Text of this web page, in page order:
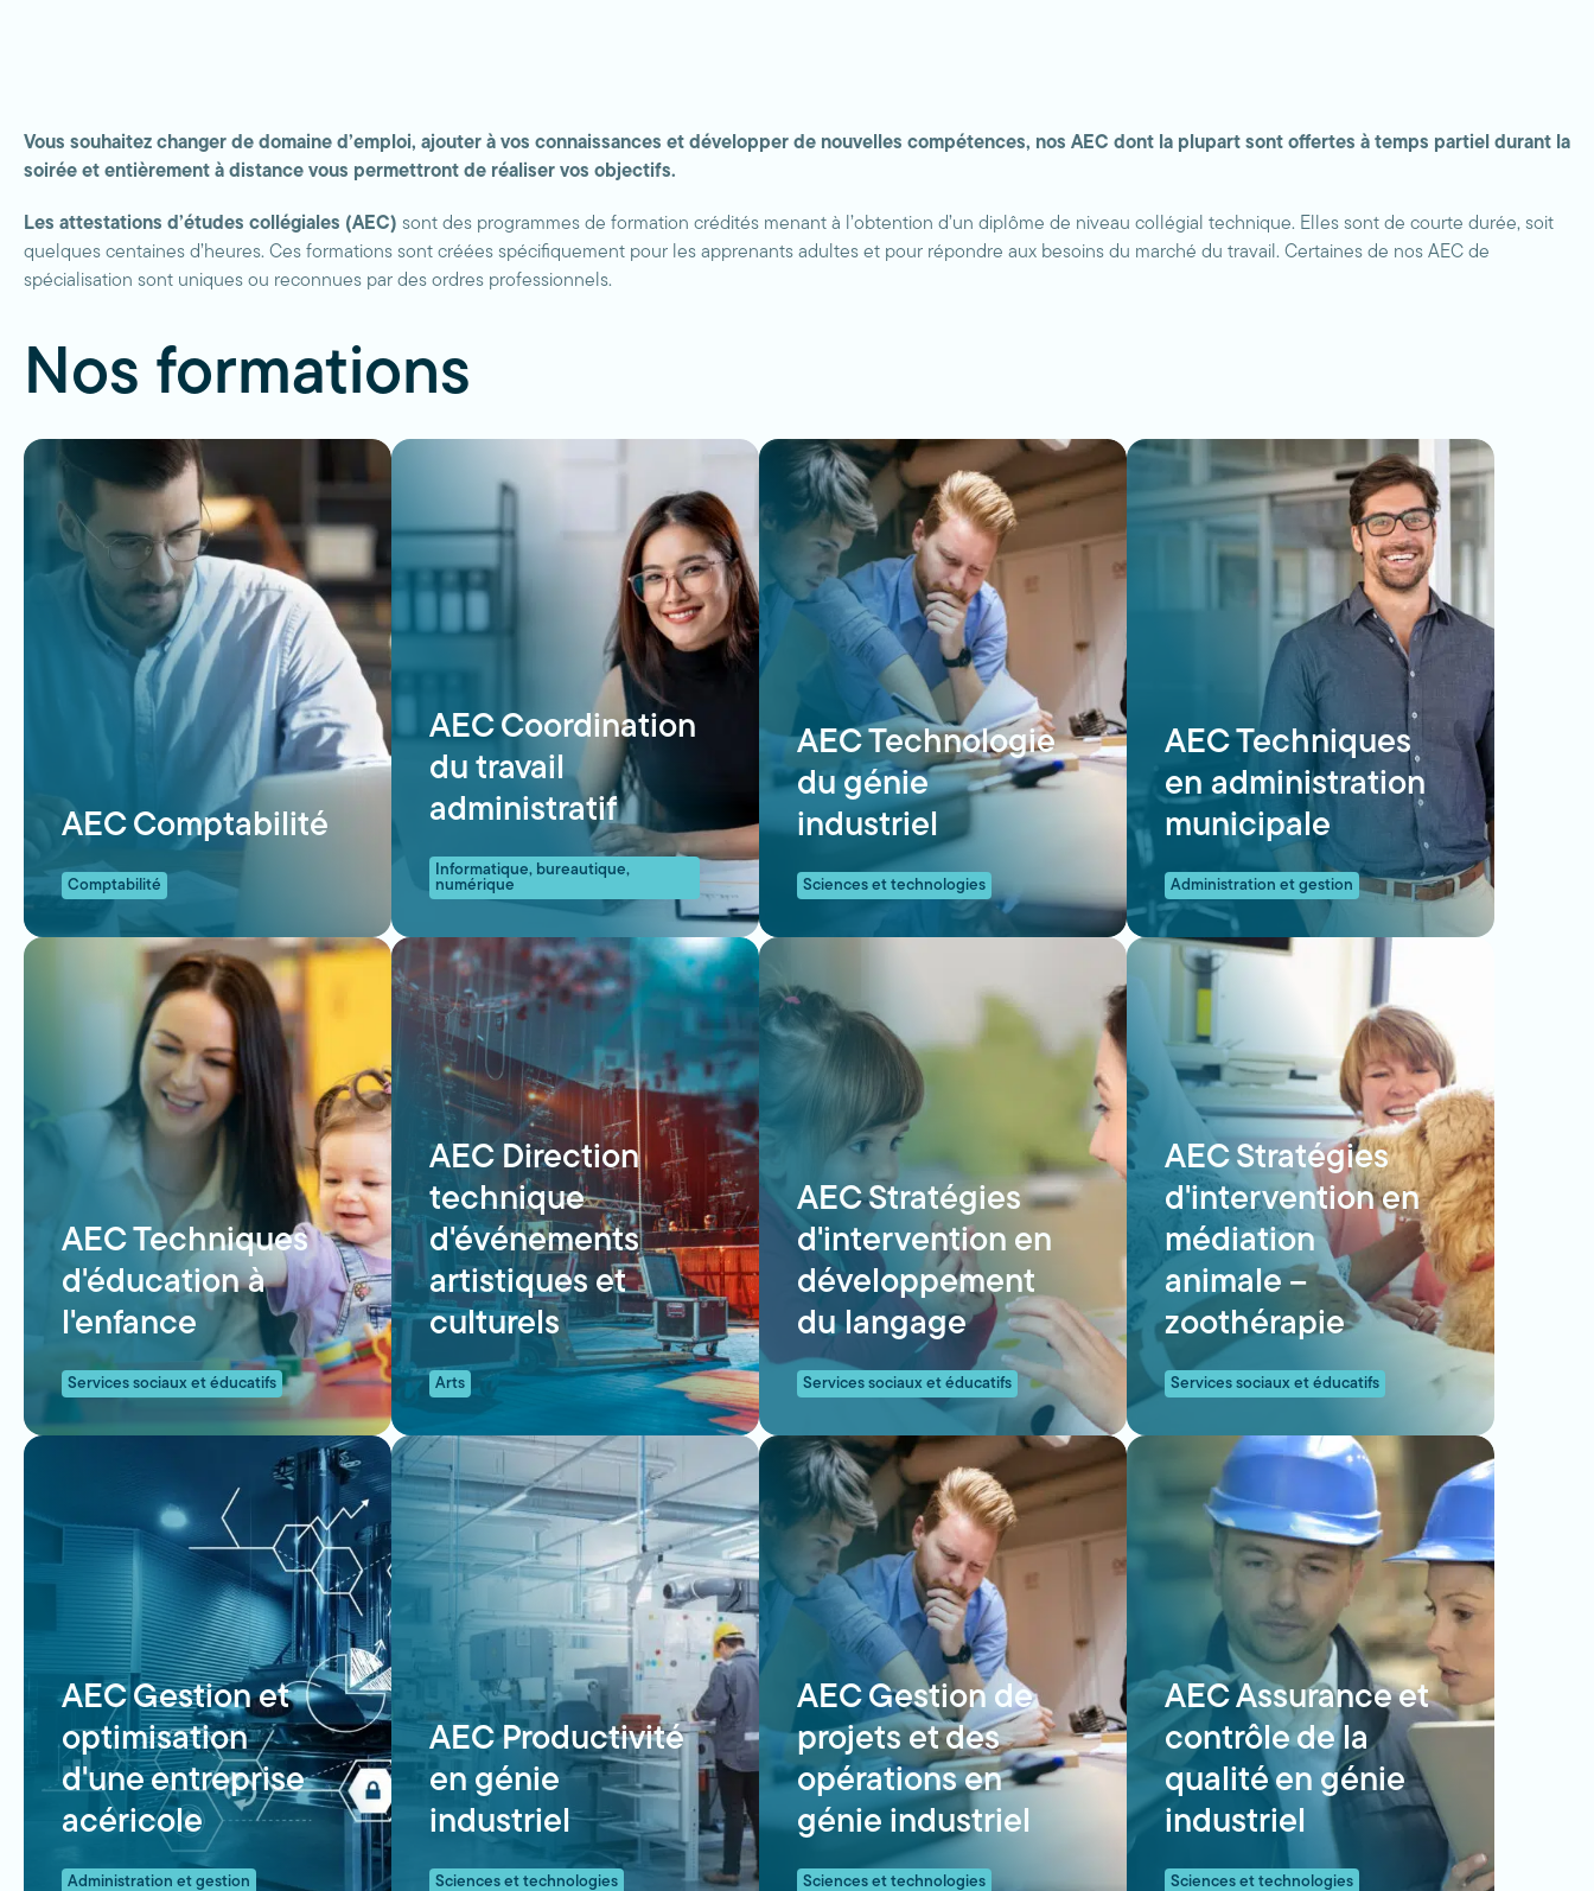
Vous souhaitez changer de domaine d’emploi, ajouter à vos connaissances et développer de nouvelles compétences, nos AEC dont la plupart sont offertes à temps partiel durant la
soirée et entièrement à distance vous permettront de réaliser vos objectifs.
Les attestations d’études collégiales (AEC) sont des programmes de formation crédités menant à l’obtention d’un diplôme de niveau collégial technique. Elles sont de courte durée, soit
quelques centaines d’heures. Ces formations sont créées spécifiquement pour les apprenants adultes et pour répondre aux besoins du marché du travail. Certaines de nos AEC de
spécialisation sont uniques ou reconnues par des ordres professionnels.
Nos formations
AEC Comptabilité
Comptabilité
AEC Coordination
du travail
administratif
Informatique, bureautique,
numérique
AEC Technologie
du génie
industriel
Sciences et technologies
AEC Techniques
en administration
municipale
Administration et gestion
AEC Techniques
d'éducation à
l'enfance
Services sociaux et éducatifs
AEC Direction
technique
d'événements
artistiques et
culturels
Arts
AEC Stratégies
d'intervention en
développement
du langage
Services sociaux et éducatifs
AEC Stratégies
d'intervention en
médiation
animale –
zoothérapie
Services sociaux et éducatifs
AEC Gestion et
optimisation
d'une entreprise
acéricole
Administration et gestion
AEC Productivité
en génie
industriel
Sciences et technologies
AEC Gestion de
projets et des
opérations en
génie industriel
Sciences et technologies
AEC Assurance et
contrôle de la
qualité en génie
industriel
Sciences et technologies